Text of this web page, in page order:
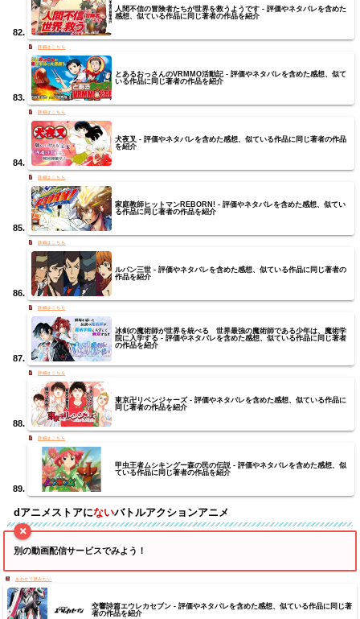
人間不信の冒険者たちが世界を救うようです - 評価やネタバレを含めた
感想、似ている作品に同じ著者の作品を紹介
とあるおっさんのVRMMO活動記 - 評価やネタバレを含めた感想、似て
いる作品に同じ著者の作品を紹介
犬夜叉 - 評価やネタバレを含めた感想、似ている作品に同じ著者の作品
を紹介
家庭教師ヒットマンREBORN! - 評価やネタバレを含めた感想、似てい
る作品に同じ著者の作品を紹介
ルパン三世 - 評価やネタバレを含めた感想、似ている作品に同じ著者の
作品を紹介
冰剣の魔術師が世界を統べる 世界最強の魔術師である少年は、魔術学
院に入学する - 評価やネタバレを含めた感想、似ている作品に同じ著者
の作品を紹介
東京卍リベンジャーズ - 評価やネタバレを含めた感想、似ている作品に
同じ著者の作品を紹介
甲虫王者ムシキングー森の民の伝説 - 評価やネタバレを含めた感想、似
ている作品に同じ著者の作品を紹介
dアニメストアにないバトルアクションアニメ
別の動画配信サービスでみよう！
交響詩篇エウレカセブン - 評価やネタバレを含めた感想、似ている作品に同じ著
者の作品を紹介